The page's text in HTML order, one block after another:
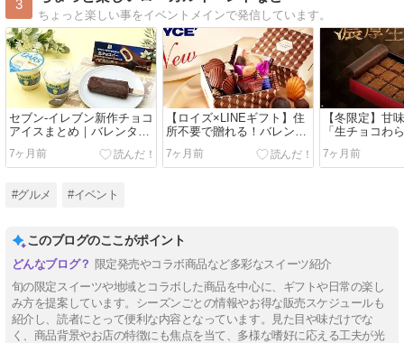
3
ちょっと楽しい事をイベントメインで発信しています。
セブン‐イレブン新作チョコ
アイスまとめ｜バレンタイ
ンにおすすめの白いダース
＆生チョコバー
7ヶ月前
【ロイズ×LINEギフト】住
所不要で贈れる！バレンタ
イン限定チョコギフトまと
め
7ヶ月前
【冬限定】甘
「生チョコわ
話題｜予約必
イーツ
7ヶ月前
#グルメ #イベント
このブログのここがポイント
限定発売やコラボ商品など多彩なスイーツ紹介
旬の限定スイーツや地域とコラボした商品を中心に、ギフトや日常の楽し
み方を提案しています。シーズンごとの情報やお得な販売スケジュールも
紹介し、読者にとって便利な内容となっています。見た目や味だけでな
く、商品背景やお店の特徴にも焦点を当て、多様な嗜好に応える工夫が光